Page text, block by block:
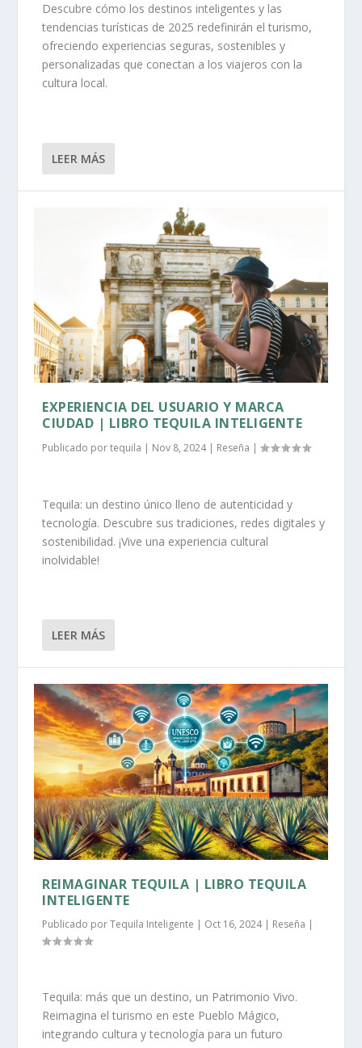
Descubre cómo los destinos inteligentes y las
tendencias turísticas de 2025 redefinirán el turismo,
ofreciendo experiencias seguras, sostenibles y
personalizadas que conectan a los viajeros con la
cultura local.
LEER MÁS
EXPERIENCIA DEL USUARIO Y MARCA
CIUDAD | LIBRO TEQUILA INTELIGENTE
Publicado portequila Nov 8, 2024| Reseña |
Tequila: un destino único lleno de autenticidad y
tecnología. Descubre sus tradiciones, redes digitales y
sostenibilidad. ¡Vive una experiencia cultural
inolvidable!
LEER MÁS
REIMAGINAR TEQUILA | LIBRO TEQUILA
INTELIGENTE
Publicado porTequila Inteligente | Oct 16, 2024| Reseña |
Tequila: más que un destino, un Patrimonio Vivo.
Reimagina el turismo en este Pueblo Mágico,
integrando cultura y tecnología para un futuro